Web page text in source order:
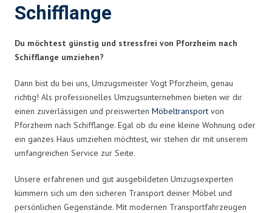
Schifflange
Du möchtest günstig und stressfrei von Pforzheim nach
Schifflange umziehen?
Dann bist du bei uns, Umzugsmeister Vogt Pforzheim, genau
richtig! Als professionelles Umzugsunternehmen bieten wir dir
einen zuverlässigen und preiswerten Möbeltransport von
Pforzheim nach Schifflange. Egal ob du eine kleine Wohnung oder
ein ganzes Haus umziehen möchtest, wir stehen dir mit unserem
umfangreichen Service zur Seite.
Unsere erfahrenen und gut ausgebildeten Umzugsexperten
kümmern sich um den sicheren Transport deiner Möbel und
persönlichen Gegenstände. Mit modernen Transportfahrzeugen